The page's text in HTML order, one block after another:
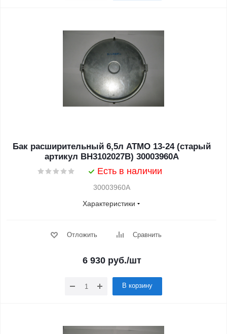
Бак расширительный 6,5л АТМО 13-24 (старый
артикул BH3102027B) 30003960A
Есть в наличии
30003960A
Характеристики
Отложить Сравнить
6 930руб./шт
В корзину